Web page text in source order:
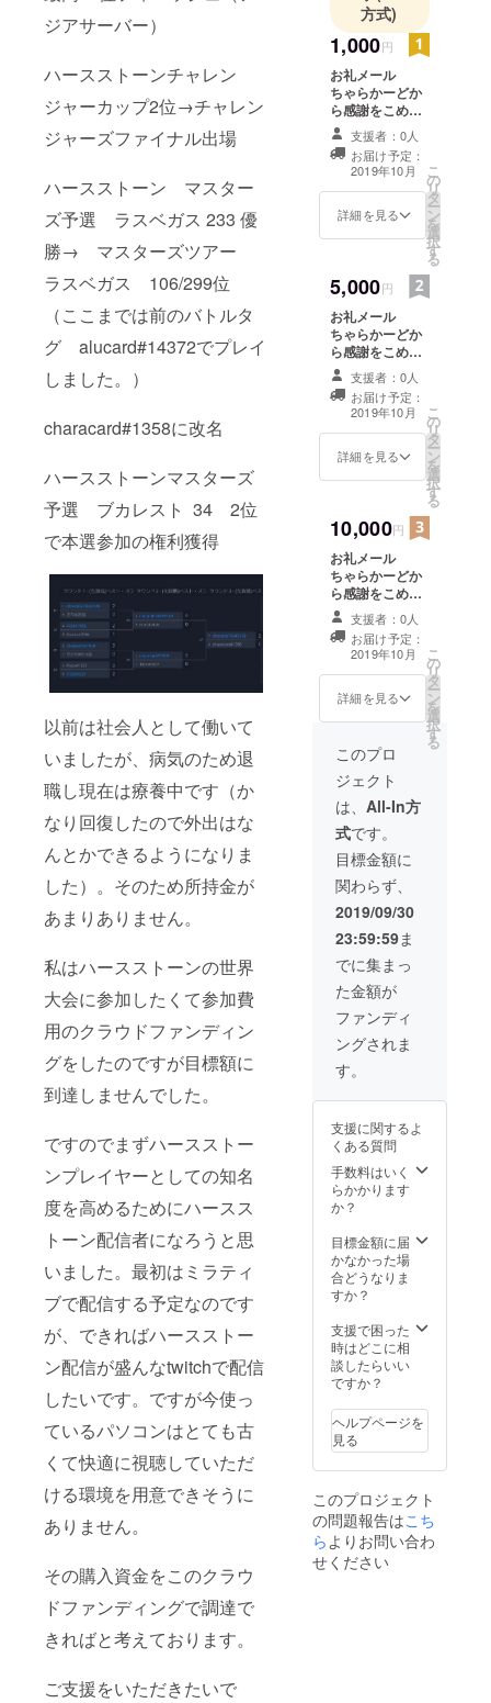
ジアサーバー）
ハースストーンチャレン
ジャーカップ2位→チャレン
ジャーズファイナル出場
ハースストーン マスター
ズ予選 ラスベガス 233 優
勝→ マスターズツアー
ラスベガス 106/299位
（ここまでは前のバトルタ
グ alucard#14372でプレイ
しました。）
characard#1358に改名
ハースストーンマスターズ
予選 ブカレスト 34 2位
で本選参加の権利獲得
以前は社会人として働いて
いましたが、病気のため退
職し現在は療養中です（か
なり回復したので外出はな
んとかできるようになりま
した）。そのため所持金が
あまりありません。
私はハースストーンの世界
大会に参加したくて参加費
用のクラウドファンディン
グをしたのですが目標額に
到達しませんでした。
ですのでまずハースストー
ンプレイヤーとしての知名
度を高めるためにハースス
トーン配信者になろうと思
いました。最初はミラティ
ブで配信する予定なのです
が、できればハースストー
ン配信が盛んなtwitchで配信
したいです。ですが今使っ
ているパソコンはとても古
くて快適に視聴していただ
ける環境を用意できそうに
ありません。
その購入資金をこのクラウ
ドファンディングで調達で
きればと考えております。
ご支援をいただきたいで
方式)
1,000円
お礼メール
ちゃらかーどか
ら感謝をこめた
お礼メールを送
らせていただき
ます。
支援者：0人
お届け予定：
2019年10月
詳細を見る
こ
の
リ
タ
ー
ン
を
選
択
す
る
5,000円
お礼メール
ちゃらかーどか
ら感謝をこめた
お礼メールを送
らせていただき
ます。 ミラティ
ブの配信で指定
されたデッキを
使用します（1時
間程度） 使い方
支援者：0人
お届け予定：
2019年10月
詳細を見る
こ
の
リ
タ
ー
ン
を
選
択
す
る
10,000円
お礼メール
ちゃらかーどか
ら感謝をこめた
お礼メールを送
らせていただき
ます。 ミラティ
ブの配信で指定
されたデッキを
使用します（1時
間程度） 使い方
説します ハース
ストーンコーチ
ング discordか
skypeで1回（2
時間）マンツー
マンで教えます
支援者：0人
お届け予定：
2019年10月
詳細を見る
こ
の
リ
タ
ー
ン
を
選
択
す
る
このプロ
ジェクト
は、 All-In方
式です。
目標金額に
関わらず、
2019/09/30
23:59:59ま
でに集まっ
た金額が
ファンディ
ングされま
す。
支援に関するよ
くある質問
手数料はいく
らかかります
か？
目標金額に届
かなかった場
合どうなりま
すか？
支援で困った
時はどこに相
談したらいい
ですか？
ヘルプページを
見る
このプロジェクト
の問題報告はこち
ら よりお問い合わ
せください